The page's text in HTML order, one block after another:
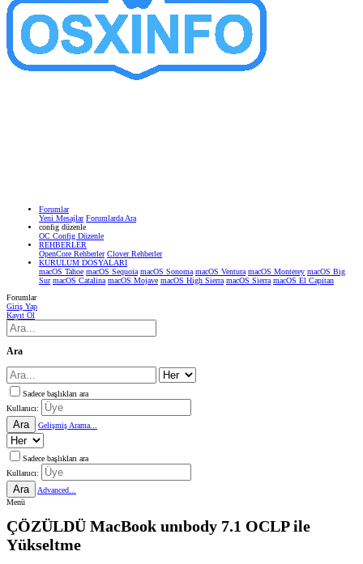
Forumlar
Yeni Mesajlar Forumlarda Ara
confıg düzenle
OC Config Düzenle
REHBERLER
OpenCore Rehberler Clover Rehberler
KURULUM DOSYALARI
macOS Tahoe macOS Sequoia macOS Sonoma macOS Ventura macOS Monterey macOS Big
Sur macOS Catalina macOS Mojave macOS High Sierra macOS Sierra macOS El Capitan
Forumlar
Giriş Yap
Kayıt Ol
Ara
Sadece başlıkları ara
Kullanıcı:
Ara Gelişmiş Arama...
Sadece başlıkları ara
Kullanıcı:
Ara
Advanced...
Menü
ÇÖZÜLDÜ MacBook unıbody 7.1 OCLP ile
Yükseltme